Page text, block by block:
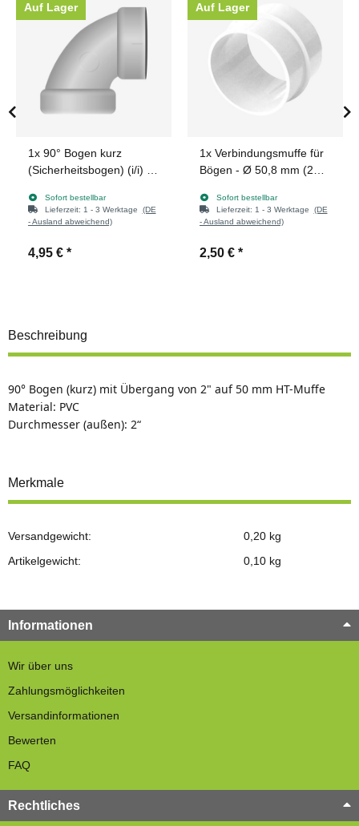
Auf Lager
1x 90° Bogen kurz
(Sicherheitsbogen) (i/i) -
Sofort bestellbar
Lieferzeit: 1 - 3 Werktage (DE
- Ausland abweichend)
4,95 € *
Auf Lager
1x Verbindungsmuffe für
Bögen - Ø 50,8 mm (2
Sofort bestellbar
Lieferzeit: 1 - 3 Werktage (DE
- Ausland abweichend)
2,50 € *
Beschreibung
90° Bogen (kurz) mit Übergang von 2" auf 50 mm HT-Muffe
Material: PVC
Durchmesser (außen): 2“
Merkmale
Versandgewicht:
0,20 kg
Artikelgewicht:
0,10 kg
Informationen
Wir über uns
Zahlungsmöglichkeiten
Versandinformationen
Bewerten
FAQ
Rechtliches